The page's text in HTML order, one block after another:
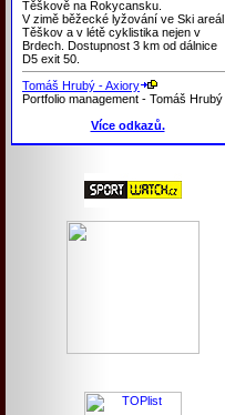
Těškově na Rokycansku.
V zimě běžecké lyžování ve Ski areál
Těškov a v létě cyklistika nejen v
Brdech. Dostupnost 3 km od dálnice
D5 exit 50.
Tomáš Hrubý - Axiory
Portfolio management - Tomáš Hrubý
Více odkazů.